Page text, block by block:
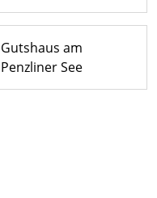
Gutshaus am
Penzliner See